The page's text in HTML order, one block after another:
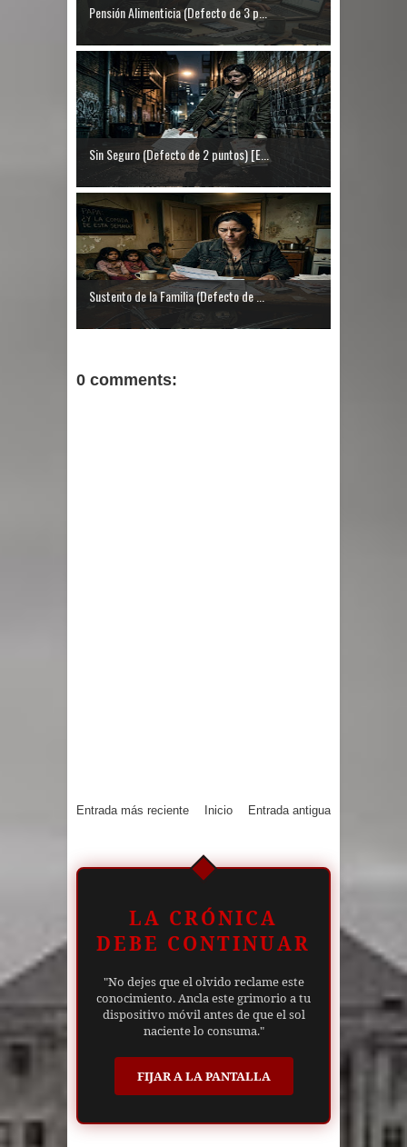
Pensión Alimenticia (Defecto de 3 p...
Sin Seguro (Defecto de 2 puntos) [E...
Sustento de la Familia (Defecto de ...
0 comments:
Entrada más reciente Entrada antigua
Inicio
LA CRÓNICA
DEBE CONTINUAR
"No dejes que el olvido reclame este
conocimiento. Ancla este grimorio a tu
dispositivo móvil antes de que el sol
naciente lo consuma."
FIJAR A LA PANTALLA